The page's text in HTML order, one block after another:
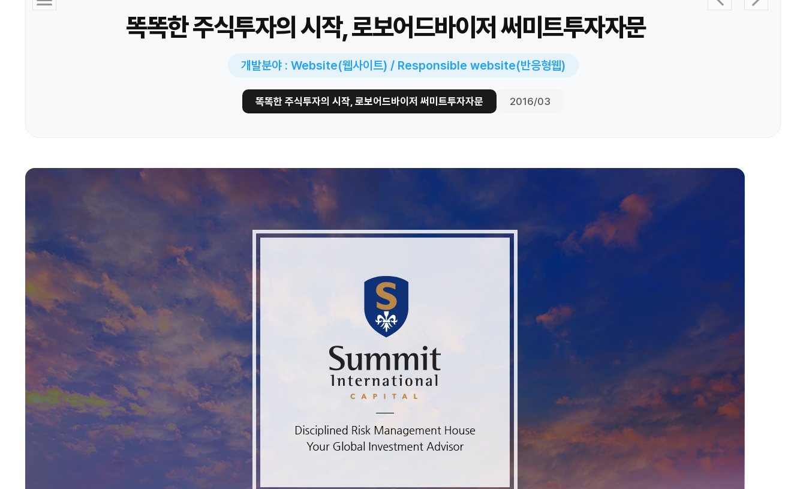
똑똑한 주식투자의 시작, 로보어드바이저 써미트투자자문
개발분야 : Website(웹사이트) / Responsible website(반응형웹)
똑똑한 주식투자의 시작, 로보어드바이저 써미트투자자문 2016/03